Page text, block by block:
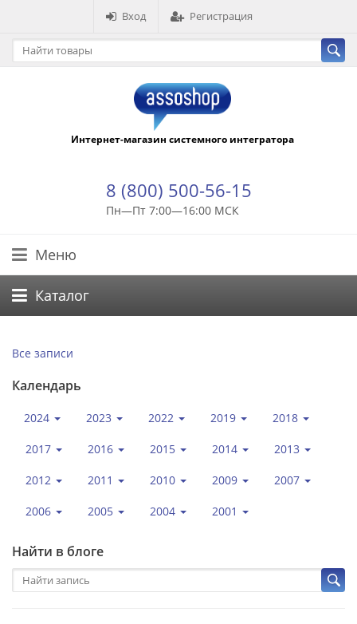
Вход Регистрация
Интернет-магазин системного интегратора
8 (800) 500-56-15
Пн—Пт 7:00—16:00 МСК
Меню
Каталог
Все записи
Календарь
2024 2023 2022 2019 2018
2017 2016 2015 2014 2013
2012 2011 2010 2009 2007
2006 2005 2004 2001
Найти в блоге